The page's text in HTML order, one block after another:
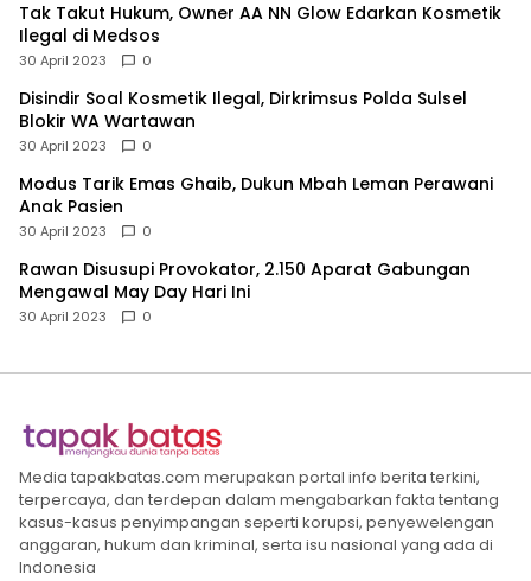
Tak Takut Hukum, Owner AA NN Glow Edarkan Kosmetik
Ilegal di Medsos
30 April 2023 0
Disindir Soal Kosmetik Ilegal, Dirkrimsus Polda Sulsel
Blokir WA Wartawan
30 April 2023 0
Modus Tarik Emas Ghaib, Dukun Mbah Leman Perawani
Anak Pasien
30 April 2023 0
Rawan Disusupi Provokator, 2.150 Aparat Gabungan
Mengawal May Day Hari Ini
30 April 2023 0
Media tapakbatas.com merupakan portal info berita terkini,
terpercaya, dan terdepan dalam mengabarkan fakta tentang
kasus-kasus penyimpangan seperti korupsi, penyewelengan
anggaran, hukum dan kriminal, serta isu nasional yang ada di
Indonesia